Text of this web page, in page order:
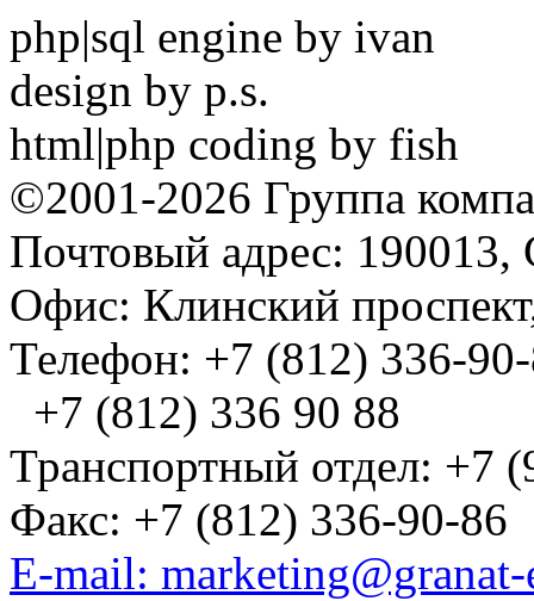
php|sql engine by ivan
design by p.s.
html|php coding by fish
©2001-2026 Группа
Почтовый адрес: 190013,
Офис: Клинский
Телефон: +7 (812) 336-
+7 (812) 336 90 88
Транспортный отдел: +7
Факс: +7 (812) 336-90-86
E-mail: